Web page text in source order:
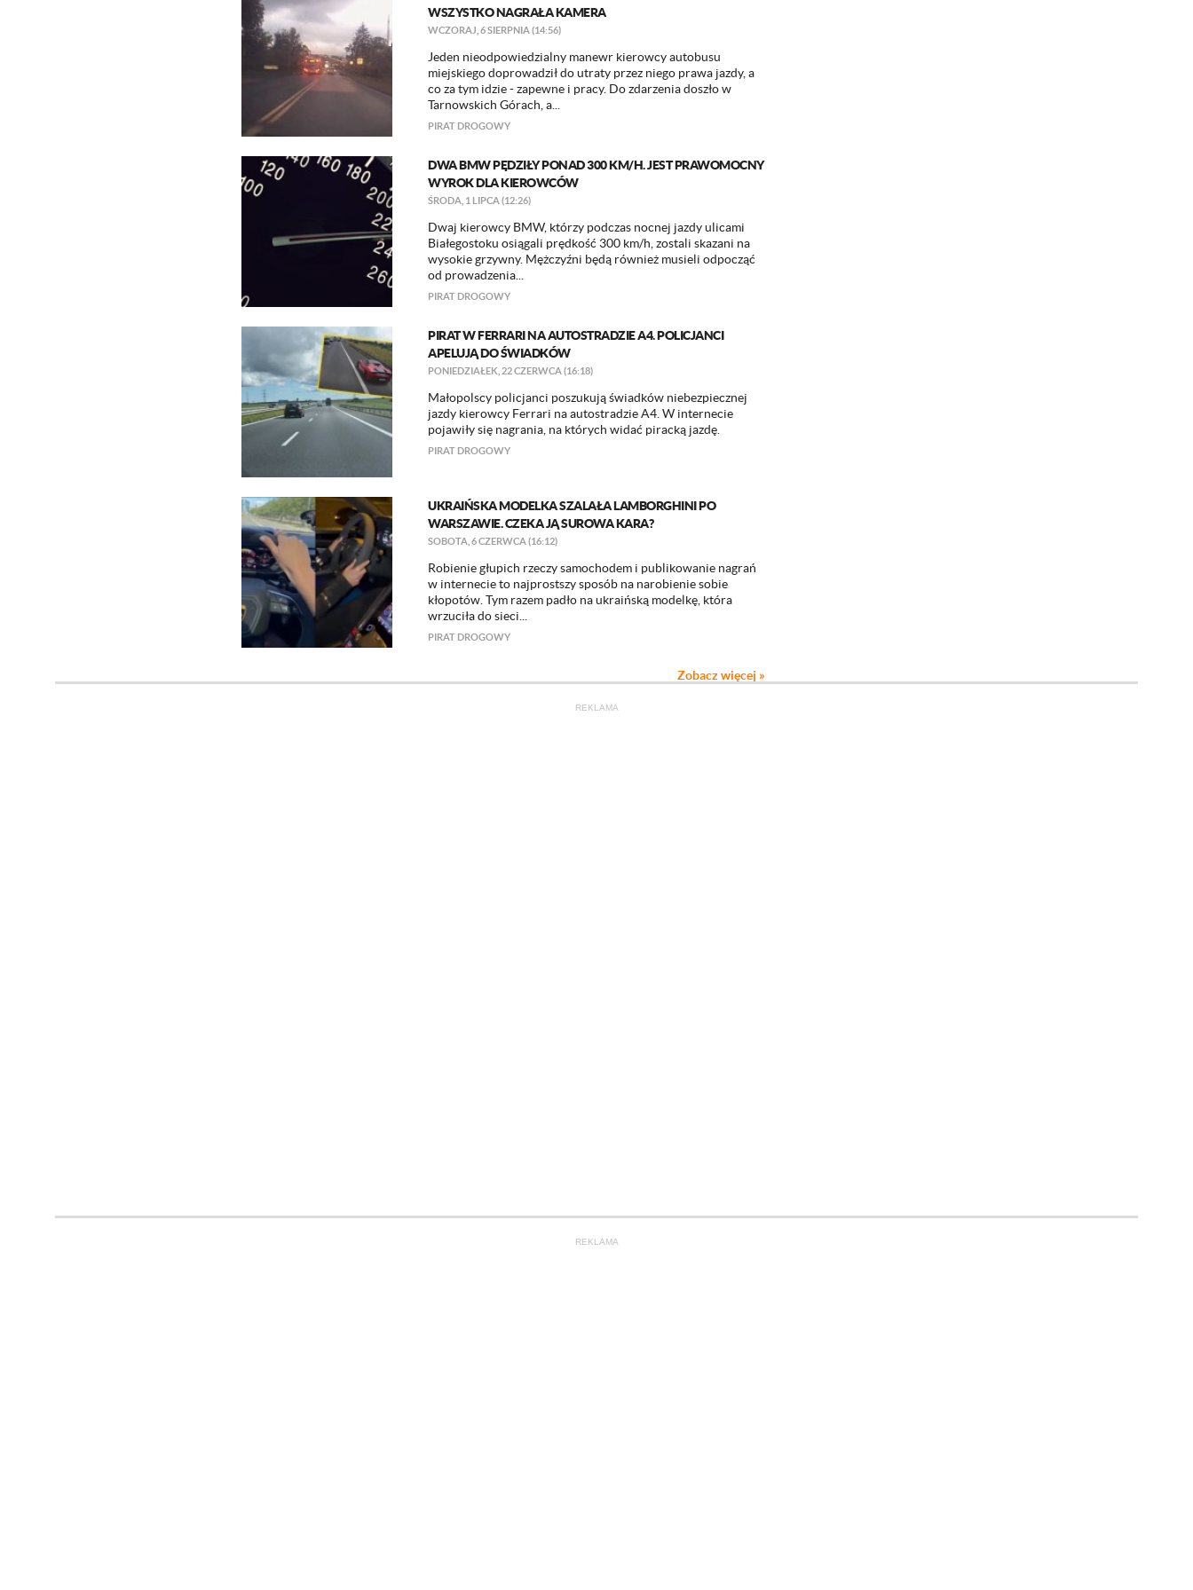
WSZYSTKO NAGRAŁA KAMERA
WCZORAJ, 6 SIERPNIA (14:56)
Jeden nieodpowiedzialny manewr kierowcy autobusu
miejskiego doprowadził do utraty przez niego prawa jazdy, a
co za tym idzie - zapewne i pracy. Do zdarzenia doszło w
Tarnowskich Górach, a...
PIRAT DROGOWY
DWA BMW PĘDZIŁY PONAD 300 KM/H. JEST PRAWOMOCNY
WYROK DLA KIEROWCÓW
ŚRODA, 1 LIPCA (12:26)
Dwaj kierowcy BMW, którzy podczas nocnej jazdy ulicami
Białegostoku osiągali prędkość 300 km/h, zostali skazani na
wysokie grzywny. Mężczyźni będą również musieli odpocząć
od prowadzenia...
PIRAT DROGOWY
PIRAT W FERRARI NA AUTOSTRADZIE A4. POLICJANCI
APELUJĄ DO ŚWIADKÓW
PONIEDZIAŁEK, 22 CZERWCA (16:18)
Małopolscy policjanci poszukują świadków niebezpiecznej
jazdy kierowcy Ferrari na autostradzie A4. W internecie
pojawiły się nagrania, na których widać piracką jazdę.
PIRAT DROGOWY
UKRAIŃSKA MODELKA SZALAŁA LAMBORGHINI PO
WARSZAWIE. CZEKA JĄ SUROWA KARA?
SOBOTA, 6 CZERWCA (16:12)
Robienie głupich rzeczy samochodem i publikowanie nagrań
w internecie to najprostszy sposób na narobienie sobie
kłopotów. Tym razem padło na ukraińską modelkę, która
wrzuciła do sieci...
PIRAT DROGOWY
Zobacz więcej »
REKLAMA
REKLAMA